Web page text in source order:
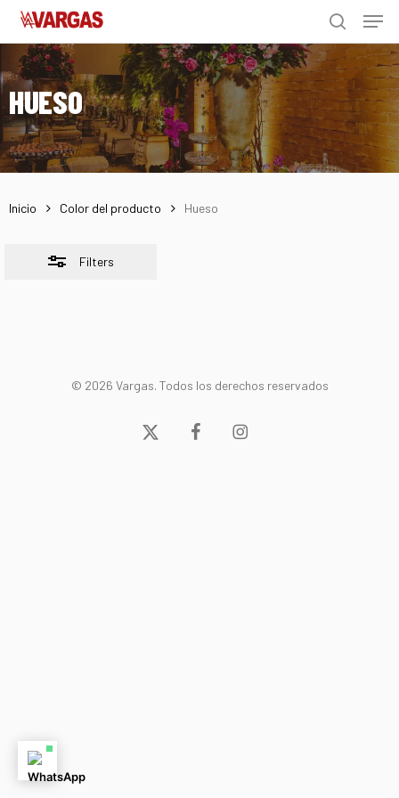
Skip
main
content
search
Menu
HUESO
Inicio Color del producto Hueso
Filters
Close
Filters
© 2026 Vargas. Todos los derechos reservados
x-
facebookinstagram